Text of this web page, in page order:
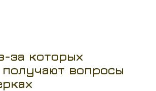
за которых
вопросы